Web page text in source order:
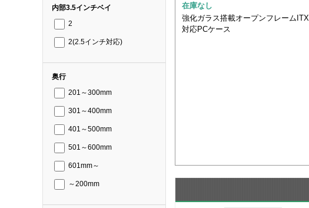
内部3.5インチベイ
2
2(2.5インチ対応)
奥行
201～300mm
301～400mm
401～500mm
501～600mm
601mm～
～200mm
在庫なし
強化ガラス搭載オープンフレームITX
対応PCケース